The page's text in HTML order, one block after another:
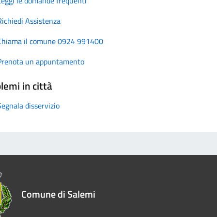
Assistenza
il comune 0924 991400
un appuntamento
in città
disservizio
Comune di Salemi